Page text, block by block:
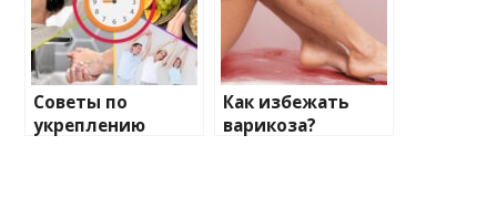
Советы по
укреплению
Как избежать
варикоза?